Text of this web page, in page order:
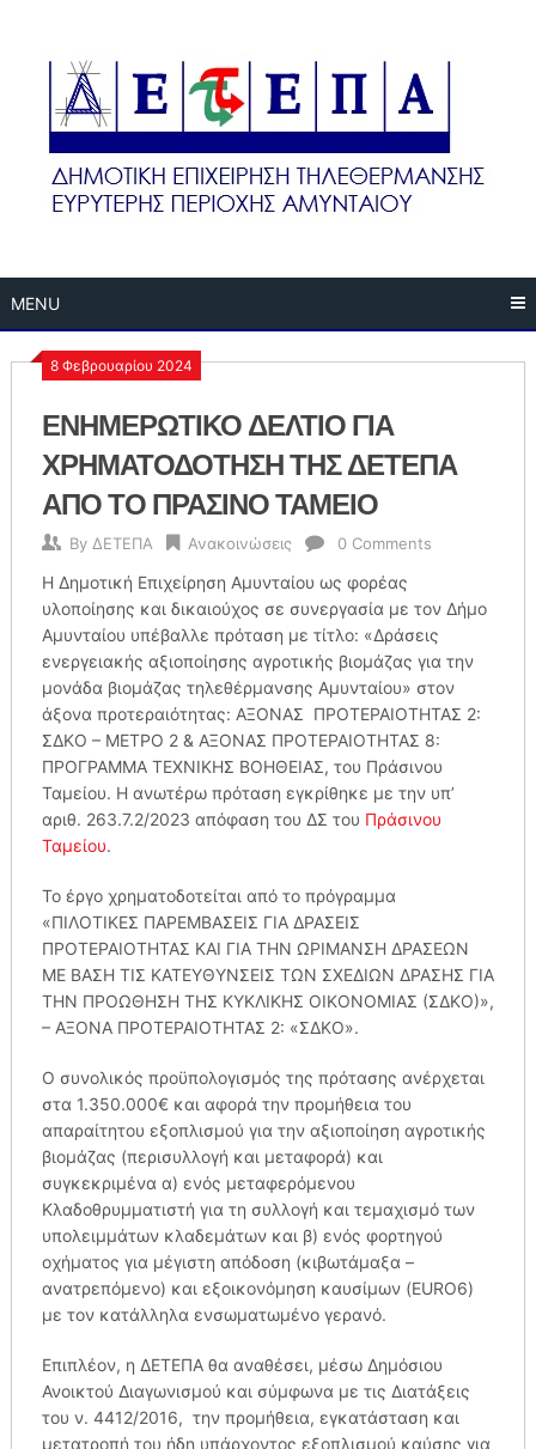
content
MENU
8 Φεβρουαρίου 2024
ΕΝΗΜΕΡΩΤΙΚΟ ΔΕΛΤΙΟ ΓΙΑ
ΧΡΗΜΑΤΟΔΟΤΗΣΗ ΤΗΣ ΔΕΤΕΠΑ
ΑΠΟ ΤΟ ΠΡΑΣΙΝΟ ΤΑΜΕΙΟ
By ΔΕΤΕΠΑ Ανακοινώσεις 0 Comments
H Δημοτική Επιχείρηση Αμυνταίου ως φορέας
υλοποίησης και δικαιούχος σε συνεργασία με τον Δήμο
Αμυνταίου υπέβαλλε πρόταση με τίτλο: «Δράσεις
ενεργειακής αξιοποίησης αγροτικής βιομάζας για την
μονάδα βιομάζας τηλεθέρμανσης Αμυνταίου» στον
άξονα προτεραιότητας: ΑΞΟΝΑΣ ΠΡΟΤΕΡΑΙΟΤΗΤΑΣ 2:
ΣΔΚΟ – ΜΕΤΡΟ 2 & ΑΞΟΝΑΣ ΠΡΟΤΕΡΑΙΟΤΗΤΑΣ 8:
ΠΡΟΓΡΑΜΜΑ ΤΕΧΝΙΚΗΣ ΒΟΗΘΕΙΑΣ, του Πράσινου
Ταμείου. Η ανωτέρω πρόταση εγκρίθηκε με την υπ’
αριθ. 263.7.2/2023 απόφαση του ΔΣ του Πράσινου
Ταμείου.
Το έργο χρηματοδοτείται από το πρόγραμμα
«ΠΙΛΟΤΙΚΕΣ ΠΑΡΕΜΒΑΣΕΙΣ ΓΙΑ ΔΡΑΣΕΙΣ
ΠΡΟΤΕΡΑΙΟΤΗΤΑΣ ΚΑΙ ΓΙΑ ΤΗΝ ΩΡΙΜΑΝΣΗ ΔΡΑΣΕΩΝ
ΜΕ ΒΑΣΗ ΤΙΣ ΚΑΤΕΥΘΥΝΣΕΙΣ ΤΩΝ ΣΧΕΔΙΩΝ ΔΡΑΣΗΣ ΓΙΑ
ΤΗΝ ΠΡΟΩΘΗΣΗ ΤΗΣ ΚΥΚΛΙΚΗΣ ΟΙΚΟΝΟΜΙΑΣ (ΣΔΚΟ)»,
– ΑΞΟΝΑ ΠΡΟΤΕΡΑΙΟΤΗΤΑΣ 2: «ΣΔΚΟ».
Ο συνολικός προϋπολογισμός της πρότασης ανέρχεται
στα 1.350.000€ και αφορά την προμήθεια του
απαραίτητου εξοπλισμού για την αξιοποίηση αγροτικής
βιομάζας (περισυλλογή και μεταφορά) και
συγκεκριμένα α) ενός μεταφερόμενου
Κλαδοθρυμματιστή για τη συλλογή και τεμαχισμό των
υπολειμμάτων κλαδεμάτων και β) ενός φορτηγού
οχήματος για μέγιστη απόδοση (κιβωτάμαξα –
ανατρεπόμενο) και εξοικονόμηση καυσίμων (EURO6)
με τον κατάλληλα ενσωματωμένο γερανό.
Επιπλέον, η ΔΕΤΕΠΑ θα αναθέσει, μέσω Δημόσιου
Ανοικτού Διαγωνισμού και σύμφωνα με τις Διατάξεις
του ν. 4412/2016, την προμήθεια, εγκατάσταση και
μετατροπή του ήδη υπάρχοντος εξοπλισμού καύσης για